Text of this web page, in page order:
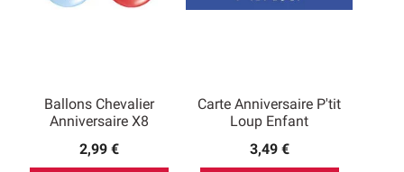
Ballons Chevalier
Anniversaire X8
2,99 €
Carte Anniversaire P'tit
Loup Enfant
3,49 €